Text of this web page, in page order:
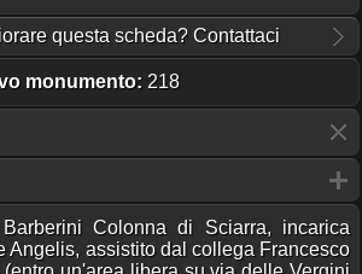
questa scheda? Contattaci
monumento: 218
Colonna di Sciarra, incarica
Angelis, assistito dal collega Francesco